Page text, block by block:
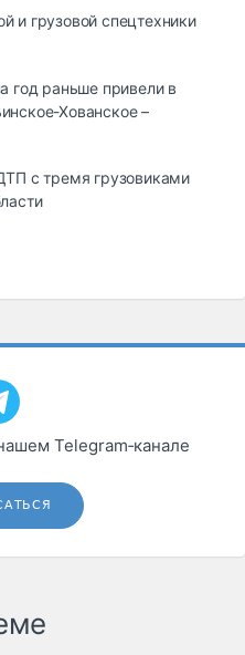
и грузовой спецтехники
год раньше привели в
Хованское –
с тремя грузовиками
Telegram‑канале